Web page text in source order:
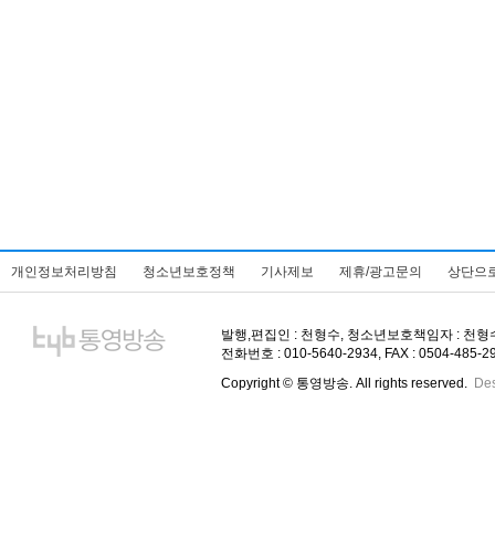
개인정보처리방침 청소년보호정책 기사제보 제휴/광고문의 상단으
발행,편집인 : 천형수, 청소년보호책임자 : 천
전화번호 : 010-5640-2934, FAX : 0504-485-
Copyright © 통영방송. All rights reserved.